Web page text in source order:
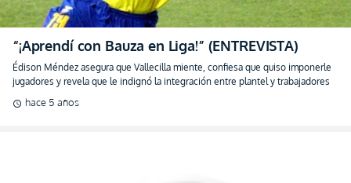
“¡Aprendí con Bauza en Liga!” (ENTREVISTA)
Édison Méndez asegura que Vallecilla miente, confiesa que quiso imponerle
jugadores y revela que le indignó la integración entre plantel y trabajadores
schedule hace 5 años